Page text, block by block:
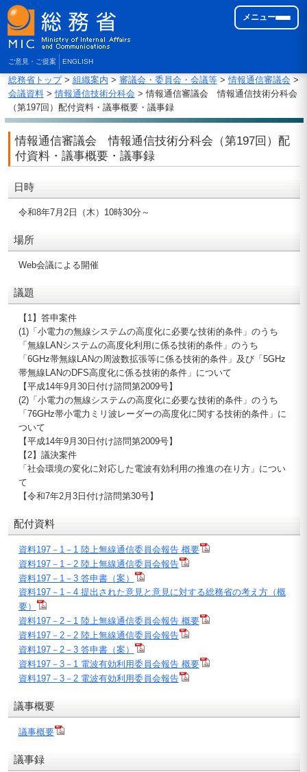
ご意見・ご提案 ENGLISH
メニュー
総務省トップ> 組織案内 > 審議会・委員会・会議等>情報通信審議会 >
会議資料>情報通信技術分科会 > 情報通信審議会 情報通信技術分科会
（第197回）配付資料・議事概要・議事録
情報通信審議会 情報通信技術分科会（第197回）配
付資料・議事概要・議事録
日時
令和8年7月2日（木）10時30分～
場所
Web会議による開催
議題
【1】答申案件
(1)「小電力の無線システムの高度化に必要な技術的条件」のうち
「無線LANシステムの高度化利用に係る技術的条件」のうち
「6GHz帯無線LANの周波数拡張等に係る技術的条件」及び「5GHz
帯無線LANのDFS高度化に係る技術的条件」について
【平成14年9月30日付け諮問第2009号】
(2)「小電力の無線システムの高度化に必要な技術的条件」のうち
「76GHz帯小電力ミリ波レーダーの高度化に関する技術的条件」に
ついて
【平成14年9月30日付け諮問第2009号】
【2】議決案件
「社会環境の変化に対応した電波有効利用の推進の在り方」につい
て
【令和7年2月3日付け諮問第30号】
配付資料
資料197－1－1 陸上無線通信委員会報告 概要
資料197－1－2 陸上無線通信委員会報告
資料197－1－3 答申書（案）
資料197－1－4 提出された意見と意見に対する総務省の考え方（概
要）
資料197－2－1 陸上無線通信委員会報告 概要
資料197－2－2 陸上無線通信委員会報告
資料197－2－3 答申書（案）
資料197－3－1 電波有効利用委員会報告 概要
資料197－3－2 電波有効利用委員会報告
議事概要
議事概要
議事録